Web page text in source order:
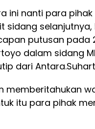
ini nanti para
sidang
putusan pada
dalam sidang
dari Antara.
memberitahukan
itu para pihak